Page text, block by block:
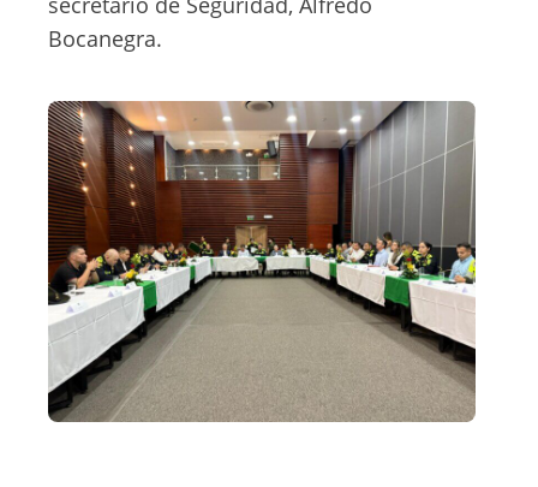
Bocanegra.